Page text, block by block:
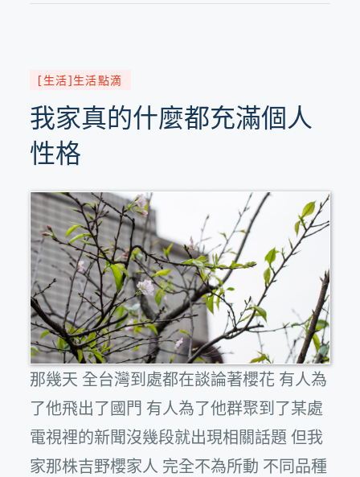
[生活]生活點滴
我家真的什麼都充滿個人
性格
那幾天 全台灣到處都在談論著櫻花 有人為
了他飛出了國門 有人為了他群聚到了某處
電視裡的新聞沒幾段就出現相關話題 但我
家那株吉野櫻家人 完全不為所動 不同品種